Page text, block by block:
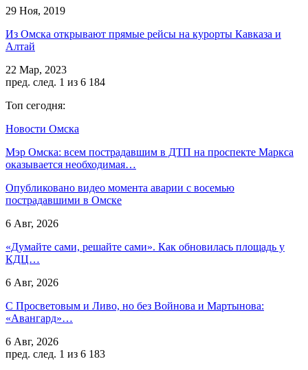
29 Ноя, 2019
Из Омска открывают прямые рейсы на курорты Кавказа и
Алтай
22 Мар, 2023
пред. след. 1 из 6 184
Топ сегодня:
Новости Омска
Мэр Омска: всем пострадавшим в ДТП на проспекте Маркса
оказывается необходимая…
Опубликовано видео момента аварии с восемью
пострадавшими в Омске
6 Авг, 2026
«Думайте сами, решайте сами». Как обновилась площадь у
КДЦ…
6 Авг, 2026
С Просветовым и Ливо, но без Войнова и Мартынова:
«Авангард»…
6 Авг, 2026
пред. след. 1 из 6 183